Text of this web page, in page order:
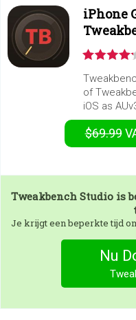
iPhone
of
iOS as
$69.99
Tweakbench Studiois
Je krijgt een beperkte tijd
Nu